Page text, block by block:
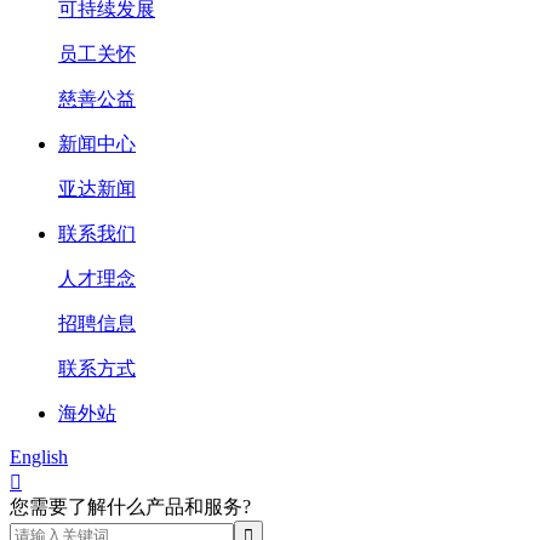
可持续发展
员工关怀
慈善公益
新闻中心
亚达新闻
联系我们
人才理念
招聘信息
联系方式
海外站
English

您需要了解什么产品和服务?